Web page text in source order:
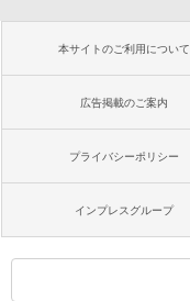
本サイトのご利用について
広告掲載のご案内
プライバシーポリシー
インプレスグループ